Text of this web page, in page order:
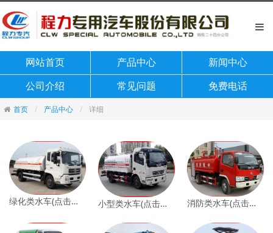
网站首页 产品中心
新闻中心
公司介绍
常见问题 免费电话
首页 产品中心 详细
绿化类水车(点击查看) 小型类水车(点击查看) 消防类水车(点击查看)